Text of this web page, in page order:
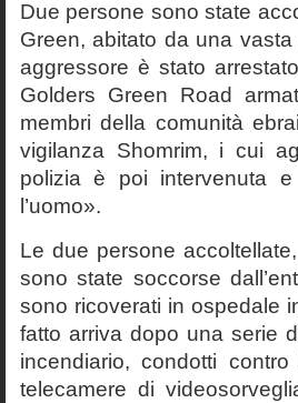
Due persone sono state
Green, abitato da una
aggressore è stato
Golders Green Road
membri della comunità
vigilanza Shomrim, i cui
polizia è poi intervenuta
l’uomo».
Le due persone
sono state soccorse
sono ricoverati in ospedale
fatto arriva dopo una serie
incendiario, condotti
telecamere di